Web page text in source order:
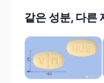
같은 성분, 다른